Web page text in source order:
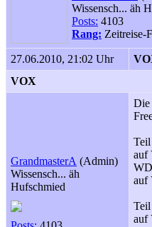
Wissensch... äh
Posts: 4103
Rang: Zeitreise-
27.06.2010, 21:02 Uhr
VOX
GrandmasterA (Admin)
Wissensch... äh
Hufschmied
Die
auf
auf
auf